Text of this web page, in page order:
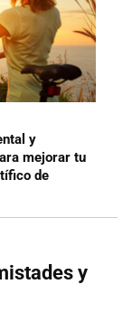
y
mejorar tu
de
y